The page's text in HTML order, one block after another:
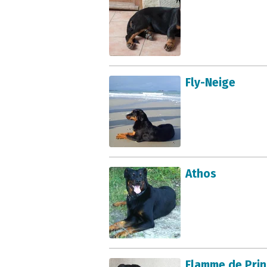
Fly-Neige
Athos